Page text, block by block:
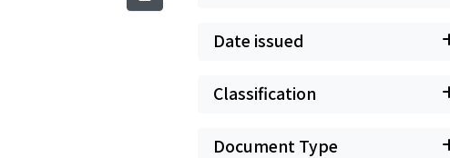
Date issued
Classification
Document Type